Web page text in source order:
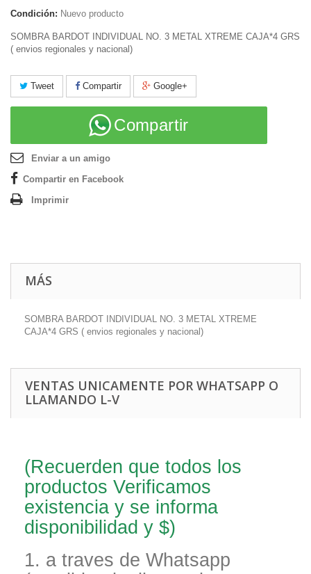
Condición: Nuevo producto
SOMBRA BARDOT INDIVIDUAL NO. 3 METAL XTREME CAJA*4 GRS
( envios regionales y nacional)
Tweet Compartir Google+
Compartir
Enviar a un amigo
Compartir en Facebook
Imprimir
MÁS
SOMBRA BARDOT INDIVIDUAL NO. 3 METAL XTREME
CAJA*4 GRS ( envios regionales y nacional)
VENTAS UNICAMENTE POR WHATSAPP O
LLAMANDO L-V
(Recuerden que todos los
productos Verificamos
existencia y se informa
disponibilidad y $)
1. a traves de Whatsapp